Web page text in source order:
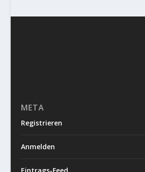
META
Registrieren
Anmelden